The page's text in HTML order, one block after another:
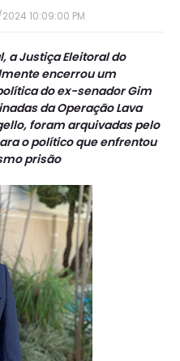
10:09:00 PM
a Justiça Eleitoral do
encerrou um
do ex-senador Gim
da Operação Lava
foram arquivadas pelo
o político que enfrentou
prisão